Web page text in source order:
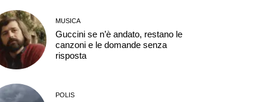
MUSICA
Guccini se n’è andato, restano le
canzoni e le domande senza
risposta
POLIS